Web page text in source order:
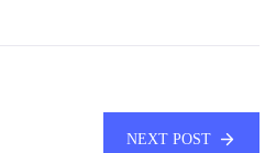
NEXT POST